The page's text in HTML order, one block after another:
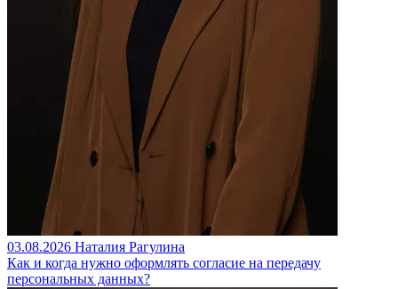
03.08.2026 Наталия Рагулина
Как и когда нужно оформлять согласие на передачу
персональных данных?